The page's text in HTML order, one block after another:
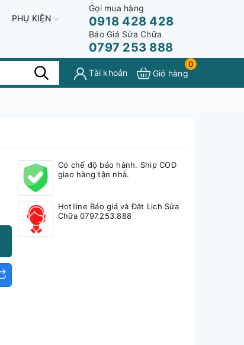
PHỤ KIỆN
Gọi mua hàng
0918 428 428
Báo Giá Sửa Chữa
0797 253 888
Tài khoản
0
Giỏ hàng
Có chế độ bảo hành. Ship COD
giao hàng tận nhà.
Hotlline Báo giá và Đặt Lịch Sửa
Chữa 0797.253.888